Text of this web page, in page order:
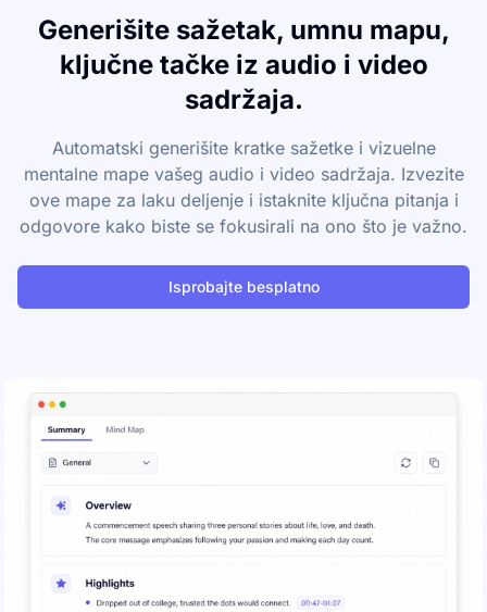
Generišite sažetak, umnu mapu,
ključne tačke iz audio i video
sadržaja.
Automatski generišite kratke sažetke i vizuelne
mentalne mape vašeg audio i video sadržaja. Izvezite
ove mape za laku deljenje i istaknite ključna pitanja i
odgovore kako biste se fokusirali na ono što je važno.
Isprobajte besplatno